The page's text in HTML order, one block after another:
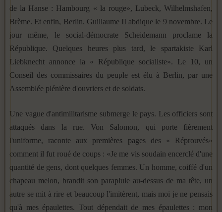
de la Hanse : Hambourg « la rouge», Lubeck, Wilhelmshafen,
Brème. Et enfin, Berlin. Guillaume II abdique le 9 novembre. Le
jour même, le social-démocrate Scheidemann proclame la
République. Quelques heures plus tard, le spartakiste Karl
Liebknecht annonce la « République socialiste». Le 10, un
Conseil des commissaires du peuple est élu à Berlin, par une
Assemblée plénière d'ouvriers et de soldats.
Une vague d'antimilitarisme submerge le pays. Les officiers sont
attaqués dans la rue. Von Salomon, qui porte fièrement
l'uniforme, raconte aux premières pages des « Réprouvés»
comment il fut roué de coups : «Je me vis soudain encerclé d'une
quantité de gens, dont quelques femmes. Un homme, coiffé d'un
chapeau melon, brandit son parapluie au-dessus de ma tête, un
autre se mit à rire et beaucoup l'imitèrent, mais moi je ne pensais
qu'à mes épaulettes. Tout dépendait de mes épaulettes : mon